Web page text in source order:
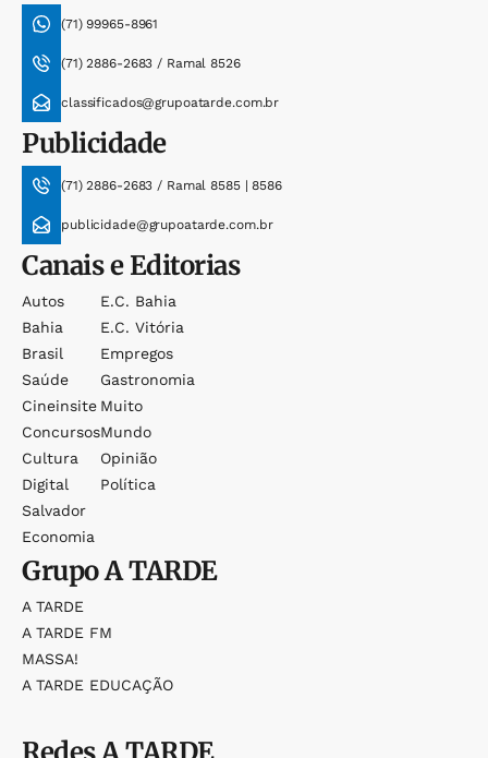
(71) 99965-8961
(71) 2886-2683 / Ramal 8526
classificados@grupoatarde.com.br
Publicidade
(71) 2886-2683 / Ramal 8585 | 8586
publicidade@grupoatarde.com.br
Canais e Editorias
Autos
Bahia
Brasil
Saúde
Cineinsite
Concursos
Cultura
Digital
Salvador
Economia
E.c. Bahia
E.c. Vitória
Empregos
Gastronomia
Muito
Mundo
Opinião
Política
GrupoA TARDE
A TARDE
A TARDE FM
MASSA!
A TARDE EDUCAÇÃO